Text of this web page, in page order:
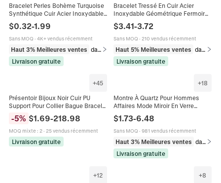
Bracelet Perles Bohème Turquoise
Synthétique Cuir Acier Inoxydable
Femmes Hommes
$0.32-1.99
Sans MOQ · 4K+ vendus récemment
Haut 3% Meilleures ventes
Livraison gratuite
Bracelet Tressé En Cuir Acier
Inoxydable Géométrique Fermoir
Bijoux Accessoire
$3.41-3.72
Sans MOQ · 210 vendus récemment
Haut 5% Meilleures ventes
Livraison gratuite
+45
Présentoir Bijoux Noir Cuir PU
Support Pour Collier Bague Bracelet
Boucle Oreille Pendentif Comptoir
Vitrine Organisateur Luxe
-5% $1.69-218.98
MOQ mixte: 2· 25 vendus récemment
Livraison gratuite
+18
Montre À Quartz Pour Hommes
Affaires Mode Miroir En Verre
Lumière Bleue Avec Bracelet Et
Portefeuille Boîte Cadeau Boîtier
Alliage
$1.73-6.48
Sans MOQ · 981 vendus récemment
Haut 3% Meilleures ventes
dans Montres
Livraison gratuite
+12 +8